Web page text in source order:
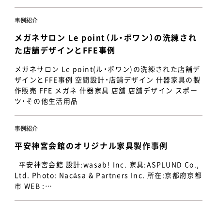
事例紹介
メガネサロン Le point（ル・ポワン）の洗練され
た店舗デザインとFFE事例
メガネサロン Le point(ル・ポワン)の洗練された店舗デ
ザインとFFE事例 空間設計・店舗デザイン 什器家具の製
作販売 FFE メガネ 什器家具 店舗 店舗デザイン スポー
ツ・その他生活用品
事例紹介
平安神宮会館のオリジナル家具製作事例
平安神宮会館 設計:wasab! Inc. 家具:ASPLUND Co.,
Ltd. Photo: Nacása & Partners Inc. 所在:京都府京都
市 WEB :…